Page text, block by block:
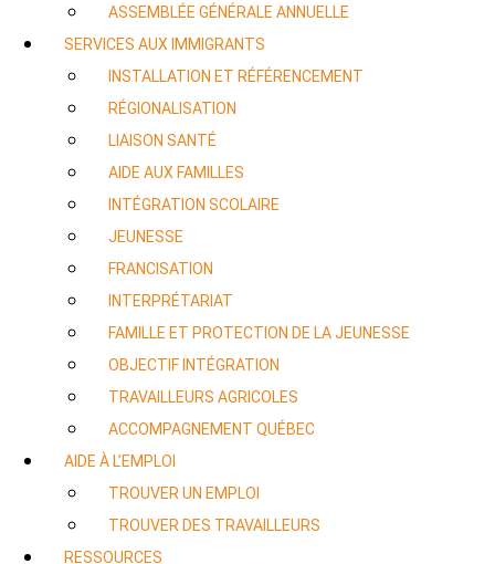
ASSEMBLÉE GÉNÉRALE ANNUELLE
SERVICES AUX IMMIGRANTS
INSTALLATION ET RÉFÉRENCEMENT
RÉGIONALISATION
LIAISON SANTÉ
AIDE AUX FAMILLES
INTÉGRATION SCOLAIRE
JEUNESSE
FRANCISATION
INTERPRÉTARIAT
FAMILLE ET PROTECTION DE LA JEUNESSE
OBJECTIF INTÉGRATION
TRAVAILLEURS AGRICOLES
ACCOMPAGNEMENT QUÉBEC
AIDE À L’EMPLOI
TROUVER UN EMPLOI
TROUVER DES TRAVAILLEURS
RESSOURCES